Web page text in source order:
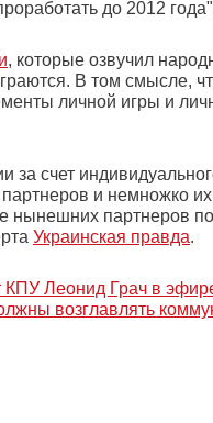
до 2012
, которые озвучил
В том смысле,
личной игры и
счет
и немножко
нынешних партнеров
Украинская правда.
КПУ Леонид Грач в
возглавлять